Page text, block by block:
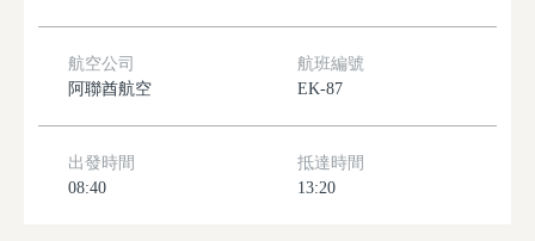
航空公司
阿聯酋航空
航班編號
EK-87
出發時間
08:40
抵達時間
13:20